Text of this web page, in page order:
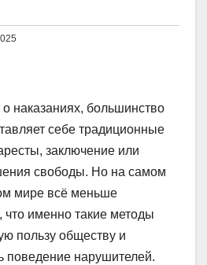
о наказаниях, большинство
себе традиционные
заключение или
свободы. Но на самом
мире всё меньше
что именно такие методы
пользу обществу и
поведение нарушителей.